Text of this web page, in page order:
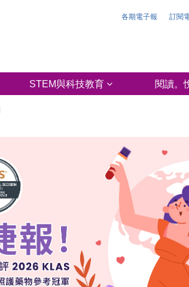
各期電子報 訂閱
STEM與科技教育 閱讀。